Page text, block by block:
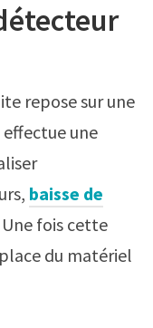
repose sur une
une
baisse de
fois cette
du matériel